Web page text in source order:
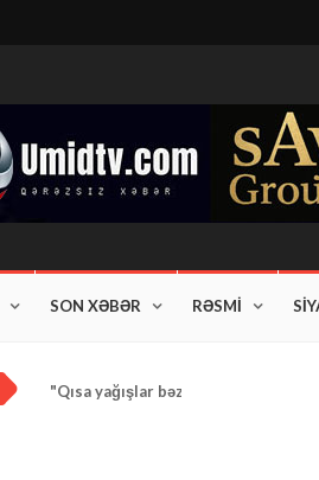
SON XƏBƏR RƏSMİ
"Qısa yağışlar bəzi rayonlarda